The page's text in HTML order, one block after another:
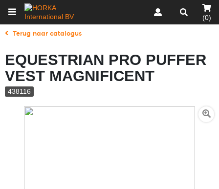
(0)
Terug naar catalogus
EQUESTRIAN PRO PUFFER
VEST MAGNIFICENT
438116